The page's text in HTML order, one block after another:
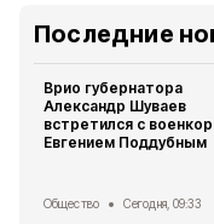
Последние
Врио губернатора
Александр Шуваев
встретился с
Евгением Поддубным
Общество Сегодня, 09:33